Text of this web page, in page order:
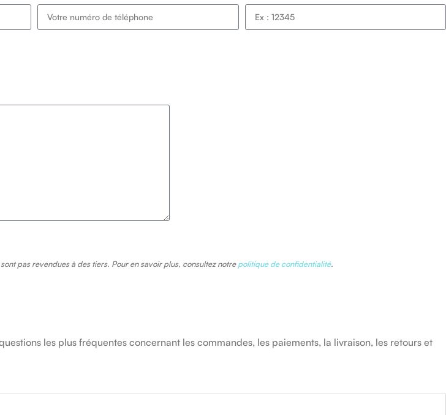
pas revendues à des tiers. Pour en savoir plus, consultez notrepolitique de confidentialité.
les plus fréquentes concernant les commandes, les paiements, la livraison, les retours et